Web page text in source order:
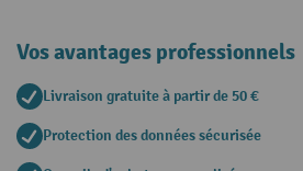
Vos avantages professionnels
Livraison gratuite à partir de 50 €
Protection des données sécurisée